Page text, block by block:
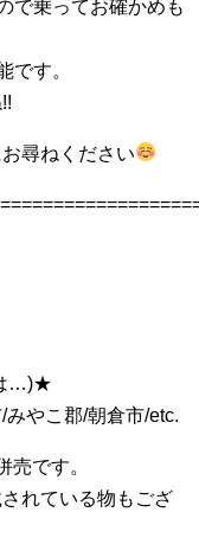
で乗ってお確かめも
です。
尋ねください
…)★
やこ郡/朝倉市/etc.
です。
れている物もござ